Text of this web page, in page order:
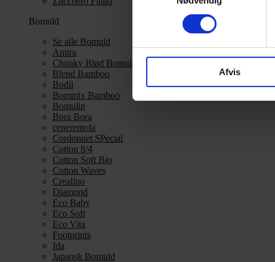
Afvis
Bomuld
Se alle Bomuld
Amira
Chunky Blød Bomuld
Blend Bamboo
Bodil
Bommix Bamboo
Bomulin
Bora Bora
cenerentola
Cordonnet SPecial
Cotton 8/4
Cotton Soft Bio
Cotton Waves
Crealino
Diamond
Eco Baby
Eco Soft
Eco Vita
Footprints
Ida
Japansk Bomuld